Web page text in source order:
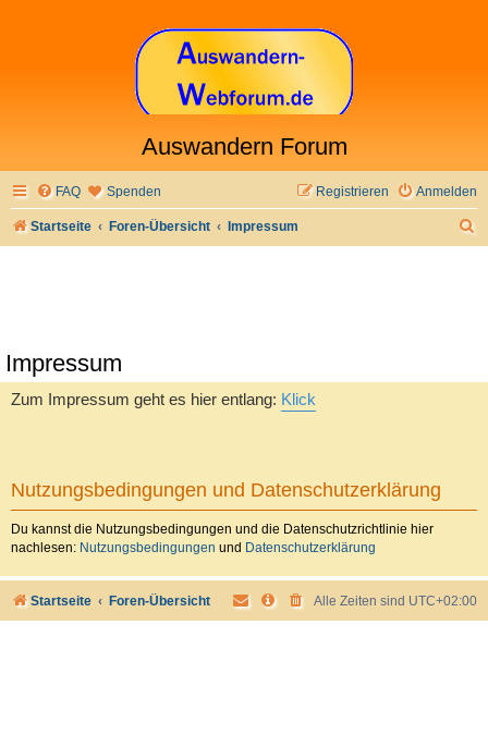
Auswandern Forum
FAQ Spenden Anmelden
Registrieren
Startseite Foren-Übersicht Impressum
Impressum
Zum Impressum geht es hier entlang: Klick
Nutzungsbedingungen und Datenschutzerklärung
Du kannst die Nutzungsbedingungen und die Datenschutzrichtlinie hier
nachlesen: Nutzungsbedingungen und Datenschutzerklärung
Startseite Foren-Übersicht Alle Zeiten sind UTC+02:00